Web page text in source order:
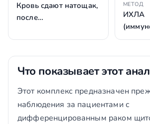
Кровь сдают натощак,
после…
МЕТОД
ИХЛА
Что показывает этот
Этот комплекс предназначен
наблюдения за пациентами с
дифференцированным раком